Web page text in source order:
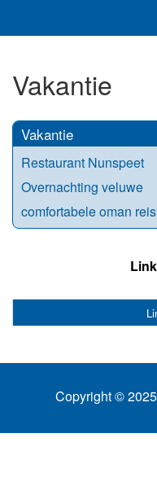
Vakantie
Vakantie
Restaurant Nunspeet
Overnachting veluwe
comfortabele oman reis
Copyright ©